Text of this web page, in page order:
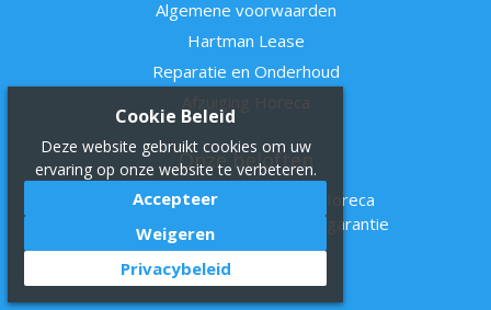
Algemene voorwaarden
Hartman Lease
Reparatie en Onderhoud
Onze beloften
Alles voor in en om de Horeca
Voor service, kwaliteit en garantie
Info
Cookie Beleid
Deze website gebruikt cookies om uw
ervaring op onze website te verbeteren.
Accepteer
Weigeren
Privacybeleid